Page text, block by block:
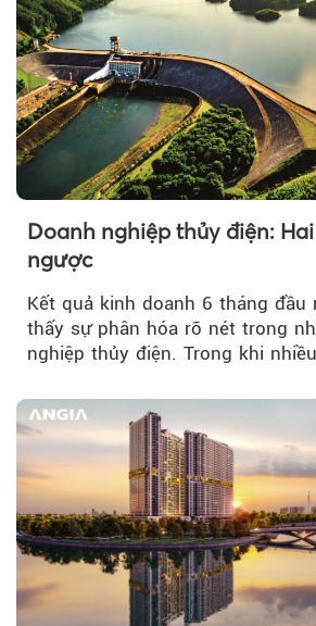
Doanh nghiệp thủy điện:
ngược
Kết quả kinh doanh 6 tháng đầu
thấy sự phân hóa rõ nét trong
nghiệp thủy điện. Trong khi